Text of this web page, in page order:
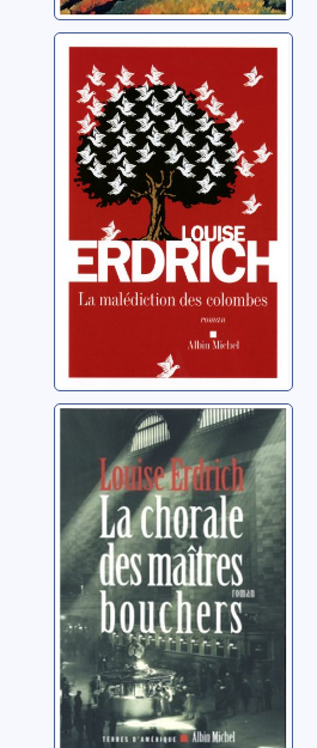
La malédiction
des colombes:
roman
Erdrich, Louise
La chorale des
maîtres
bouchers: roman
Erdrich, Louise